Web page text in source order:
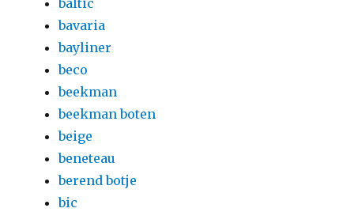
baltic
bavaria
bayliner
beco
beekman
beekman boten
beige
beneteau
berend botje
bic